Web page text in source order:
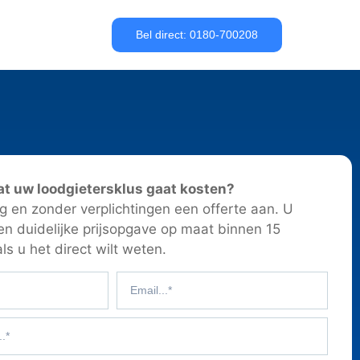
Bel direct: 0180-700208
uw loodgietersklus gaat kosten?
en zonder verplichtingen een offerte aan. U
duidelijke prijsopgave op maat binnen 15
u het direct wilt weten.